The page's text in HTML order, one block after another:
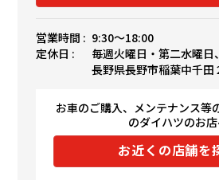
営業時間 : 9:30〜18:00
定休日 :
毎週火曜日・第二水曜日
長野県長野市稲葉中千田
お車のご購入、メンテナンス等
のダイハツのお
お近くの店舗を